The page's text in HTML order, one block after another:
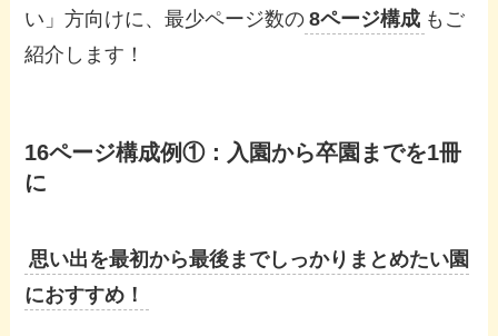
い」方向けに、最少ページ数の 8ページ構成 もご
紹介します！
16ページ構成例①：入園から卒園までを1冊
に
思い出を最初から最後までしっかりまとめたい園
におすすめ！